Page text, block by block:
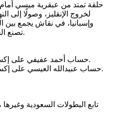
حلقة تمتد من عبقرية ميسي أمام
لخروج الإنقليز، وصولًا إلى
وإسبانيا، في نقاش يجمع بين
تصنع الجدل في ختام كأس العالم.
@AHMED1AFIFY — حساب أحمد عفيفي على إكس.
@OBAID_ALESSI — حساب عبيدالله العيسي على إكس.